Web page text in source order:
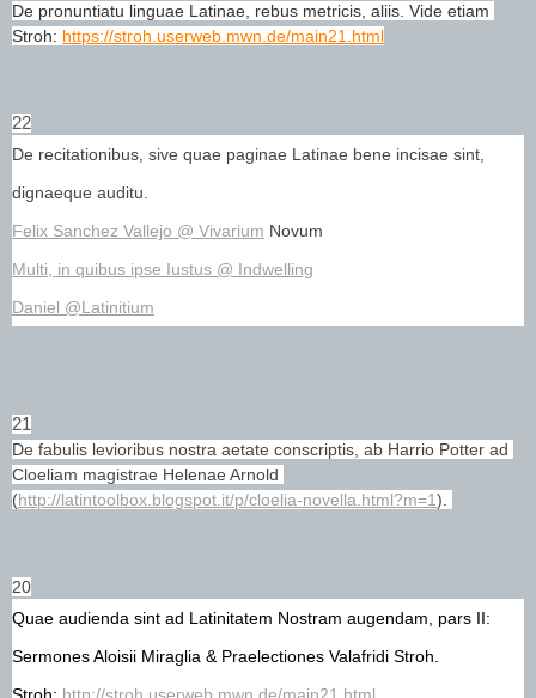
De pronuntiatu linguae Latinae, rebus metricis, aliis. Vide etiam
Stroh: https://stroh.userweb.mwn.de/main21.html
22
De recitationibus, sive quae paginae Latinae bene incisae sint,
dignaeque auditu.
Felix Sanchez Vallejo @ Vivarium Novum
Multi, in quibus ipse Iustus @ Indwelling
Daniel @Latinitium
21
De fabulis levioribus nostra aetate conscriptis, ab Harrio Potter ad
Cloeliam magistrae Helenae Arnold
(http://latintoolbox.blogspot.it/p/cloelia-novella.html?m=1).
20
Quae audienda sint ad Latinitatem Nostram augendam, pars II:
Sermones Aloisii Miraglia & Praelectiones Valafridi Stroh.